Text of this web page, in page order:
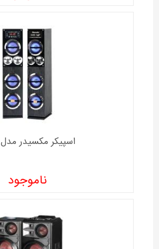
اسپیکر مکسیدر مدل CN41
ناموجود